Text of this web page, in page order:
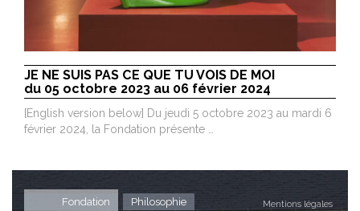
JE NE SUIS PAS CE QUE TU VOIS DE MOI
du 05 octobre 2023 au 06 février 2024
[English version below] Du jeudi 5 octobre 2023 au mardi 6
février 2024, la Fondation présente …
Mentions légales
Fondation
Philosophie